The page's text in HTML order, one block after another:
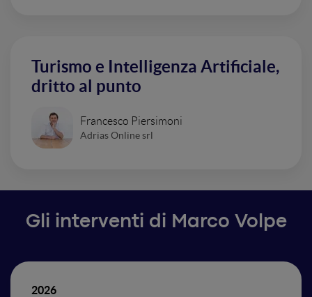
Turismo e Intelligenza Artificiale,
dritto al punto
Francesco Piersimoni
Adrias Online srl
Gli interventi di Marco Volpe
2026